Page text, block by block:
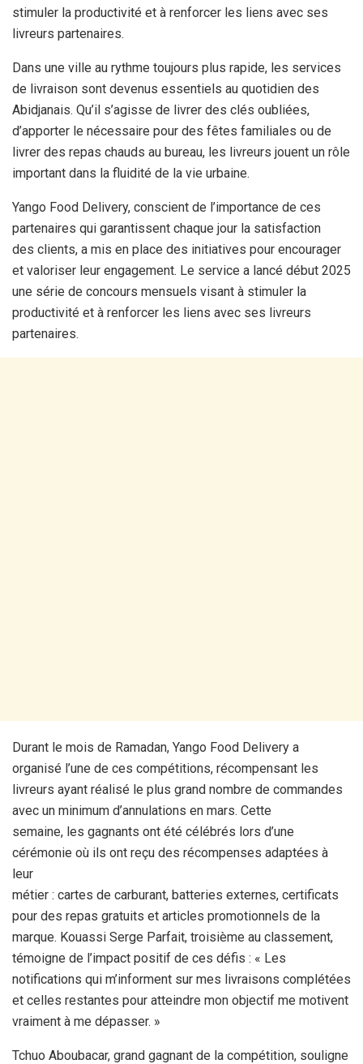
stimuler la productivité et à renforcer les liens avec ses
livreurs partenaires.
Dans une ville au rythme toujours plus rapide, les services
de livraison sont devenus essentiels au quotidien des
Abidjanais. Qu’il s’agisse de livrer des clés oubliées,
d’apporter le nécessaire pour des fêtes familiales ou de
livrer des repas chauds au bureau, les livreurs jouent un rôle
important dans la fluidité de la vie urbaine.
Yango Food Delivery, conscient de l’importance de ces
partenaires qui garantissent chaque jour la satisfaction
des clients, a mis en place des initiatives pour encourager
et valoriser leur engagement. Le service a lancé début 2025
une série de concours mensuels visant à stimuler la
productivité et à renforcer les liens avec ses livreurs
partenaires.
Durant le mois de Ramadan, Yango Food Delivery a
organisé l’une de ces compétitions, récompensant les
livreurs ayant réalisé le plus grand nombre de commandes
avec un minimum d’annulations en mars. Cette
semaine, les gagnants ont été célébrés lors d’une
cérémonie où ils ont reçu des récompenses adaptées à
leur
métier : cartes de carburant, batteries externes, certificats
pour des repas gratuits et articles promotionnels de la
marque. Kouassi Serge Parfait, troisième au classement,
témoigne de l’impact positif de ces défis : « Les
notifications qui m’informent sur mes livraisons complétées
et celles restantes pour atteindre mon objectif me motivent
vraiment à me dépasser. »
Tchuo Aboubacar, grand gagnant de la compétition, souligne